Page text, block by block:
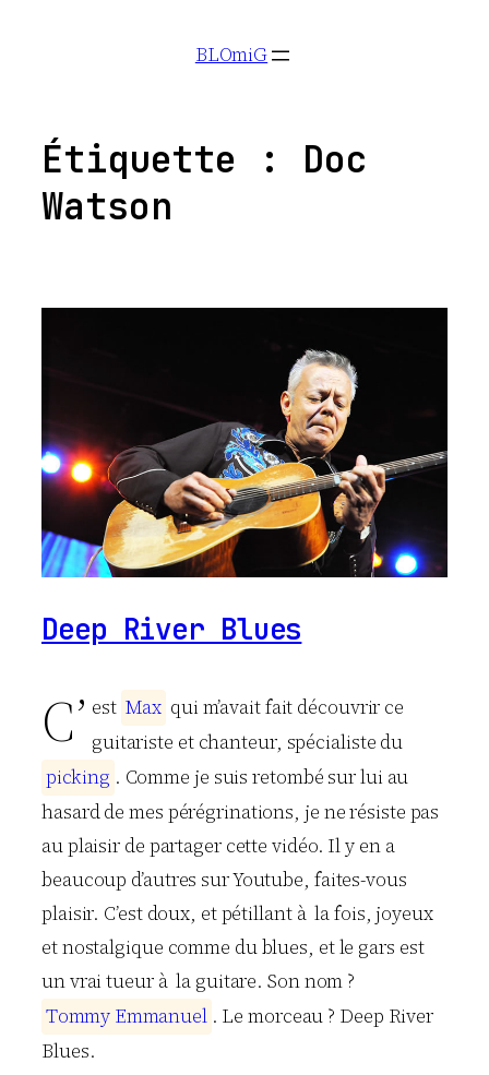
BLOmiG
Étiquette : Doc
Watson
Deep River Blues
C’ est Max qui m’avait fait découvrir ce
guitariste et chanteur, spécialiste du
picking . Comme je suis retombé sur lui au
hasard de mes pérégrinations, je ne résiste pas
au plaisir de partager cette vidéo. Il y en a
beaucoup d’autres sur Youtube, faites-vous
plaisir. C’est doux, et pétillant à la fois, joyeux
et nostalgique comme du blues, et le gars est
un vrai tueur à la guitare. Son nom ?
Tommy Emmanuel . Le morceau ? Deep River
Blues.